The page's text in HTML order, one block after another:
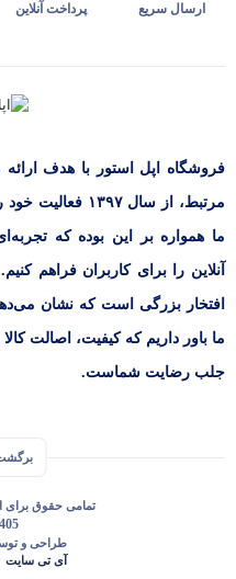
ارسال سریع پرداخت آنلاین
فروشگاه اپل استور با هدف ارائه‌
مرتبط، از سال
ما همواره بر این بوده که
افتخار بزرگی است که نشان
ما باور داریم که کیفیت، اصالت
جلب رضایت شماست.
برگشت
تمامی حقوق
طراحی و
آی تی سایت